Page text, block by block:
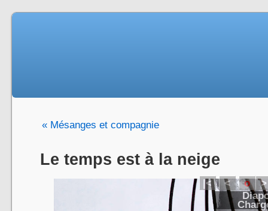
« Mésanges et compagnie
Le temps est à la neige
|< < o
>